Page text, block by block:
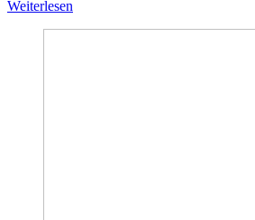
Weiterlesen